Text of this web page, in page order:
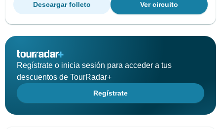
Ver circuito
Descargar folleto
Regístrate o inicia sesión para acceder a tus
descuentos de TourRadar+
Regístrate